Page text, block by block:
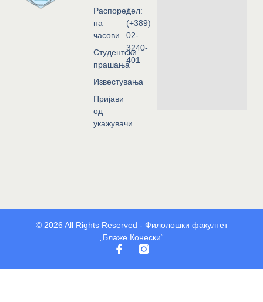
Распоред
на
часови
Студентски
прашања
Известувања
Пријави
од
укажувачи
Тел:
(+389)
02-
3240-
401
© 2026 All Rights Reserved - Филолошки факултет
„Блаже Конески“